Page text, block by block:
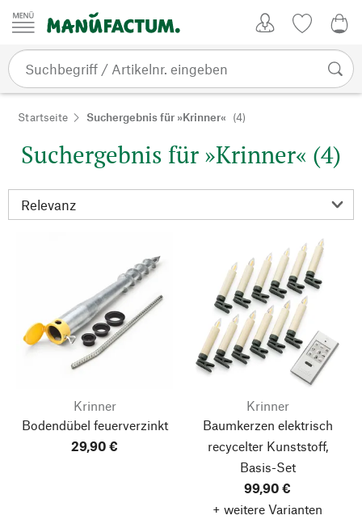
Zum Inhalt springen
Startseite Suchergebnis für »Krinner« (4)
Suchergebnis für »Krinner« (4)
Krinner
Bodendübel feuerverzinkt
29,90 €
Krinner
Baumkerzen elektrisch
recycelter Kunststoff,
Basis-Set
99,90 €
+ weitere Varianten